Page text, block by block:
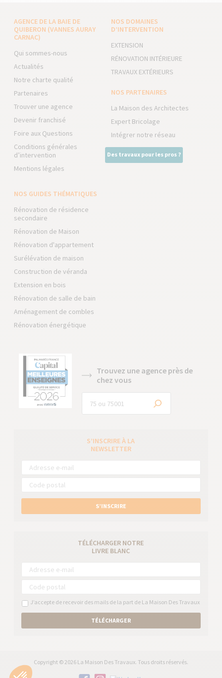
AGENCE DE LA BAIE DE
QUIBERON (VANNES AURAY
CARNAC)
Qui sommes-nous
Actualités
Notre charte qualité
Partenaires
Trouver une agence
Devenir franchisé
Foire aux Questions
Conditions générales
d’intervention
Mentions légales
NOS DOMAINES
D’INTERVENTION
EXTENSION
RÉNOVATION INTÉRIEURE
TRAVAUX EXTÉRIEURS
NOS PARTENAIRES
La Maison des Architectes
Expert Bricolage
Intégrer notre réseau
Des travaux pour les pros ?
NOS GUIDES THÉMATIQUES
Rénovation de résidence
secondaire
Rénovation de Maison
Rénovation d'appartement
Surélévation de maison
Construction de véranda
Extension en bois
Rénovation de salle de bain
Aménagement de combles
Rénovation énergétique
Trouvez une agence près de
chez vous
S’INSCRIRE À LA
NEWSLETTER
S’INSCRIRE
TÉLÉCHARGER NOTRE
LIVRE BLANC
J’accepte de recevoir des mails de la part de La Maison Des Travaux
TÉLÉCHARGER
Copyright © 2026 La Maison Des Travaux. Tous droits réservés.